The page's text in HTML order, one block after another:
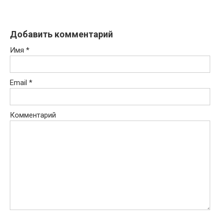
Добавить комментарий
Имя *
Email *
Комментарий